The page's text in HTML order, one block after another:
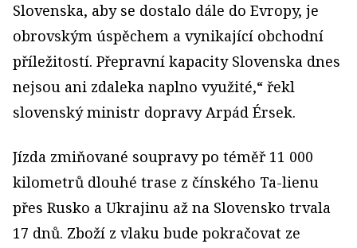
Slovenska, aby se dostalo dále do Evropy, je
obrovským úspěchem a vynikající obchodní
příležitostí. Přepravní kapacity Slovenska dnes
nejsou ani zdaleka naplno využité,“ řekl
slovenský ministr dopravy Arpád Érsek.
Jízda zmiňované soupravy po téměř 11 000
kilometrů dlouhé trase z čínského Ta-lienu
přes Rusko a Ukrajinu až na Slovensko trvala
17 dnů. Zboží z vlaku bude pokračovat ze